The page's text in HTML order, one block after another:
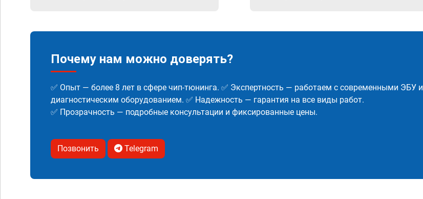
Почему нам можно доверять?
✅ Опыт — более 8 лет в сфере чип-тюнинга. ✅ Экспертность — работаем с современными ЭБУ и
диагностическим оборудованием. ✅ Надежность — гарантия на все виды работ.
✅ Прозрачность — подробные консультации и фиксированные цены.
Позвонить Telegram